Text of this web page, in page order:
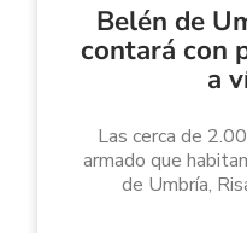
Belén de
contará con
a
Las cerca de
armado que
de Umbría,